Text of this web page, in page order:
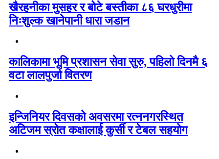
खैरहनीका मुसहर र बोटे बस्तीका ८६ घरधुरीमा
निःशुल्क खानेपानी धारा जडान
कालिकामा भूमि प्रशासन सेवा सुरु, पहिलो दिनमै ६
वटा लालपुर्जा वितरण
इन्जिनियर दिवसको अवसरमा रत्ननगरस्थित
अटिजम स्रोत कक्षालाई कुर्सी र टेबल सहयोग